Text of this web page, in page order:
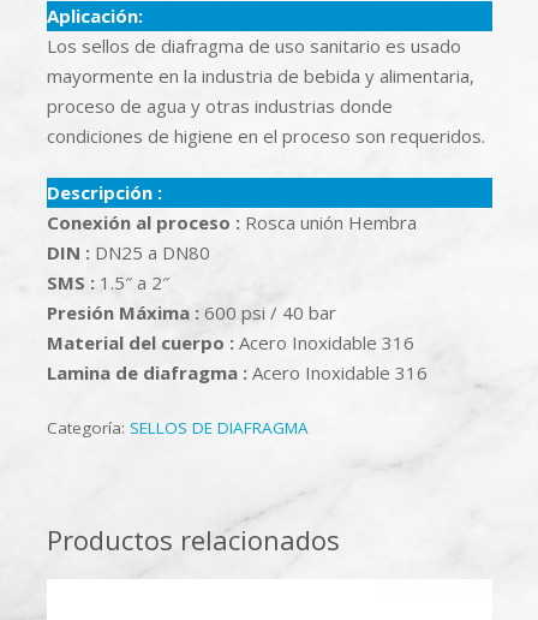
Aplicación:
Los sellos de diafragma de uso sanitario es usado
mayormente en la industria de bebida y alimentaria,
proceso de agua y otras industrias donde
condiciones de higiene en el proceso son requeridos.
Descripción :
Conexión al proceso :Rosca unión Hembra
DIN :DN25 a DN80
SMS :1.5″ a 2″
Presión Máxima :600 psi / 40 bar
Material del cuerpo :Acero Inoxidable 316
Lamina de diafragma :Acero Inoxidable 316
Categoría: SELLOS DE DIAFRAGMA
Productos relacionados